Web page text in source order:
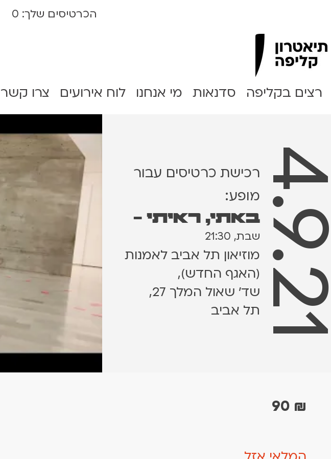
הכרטיסים שלך: 0
Clipa Theater
רצים בקליפה סדנאות מי אנחנו לוח אירועים צרו קשר
רכישת כרטיסים עבור
מופע:
באתי, ראיתי -
שבת, 21:30
מוזיאון תל אביב לאמנות
(האגף החדש),
שד׳ שאול המלך 27,
תל אביב
90 ₪